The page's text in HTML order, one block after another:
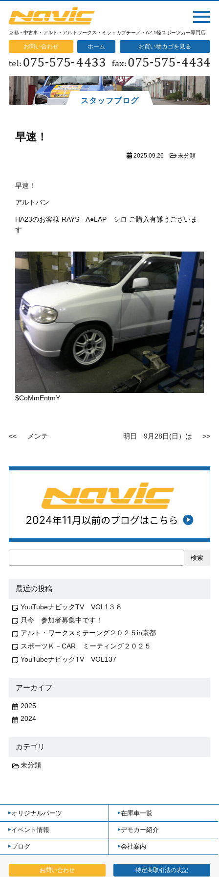
京都・中古車・アルト・アルトワークス・ミラ・カプチーノ・AZ-1軽スポーツカー専門店
お問い合わせ ホーム お買い物カゴを見る
スタッフブログ
早速！
2025.09.26 未分類
早速！
アルトバン
HA23のお客様 RAYS A●LAP シロ ご購入有難うございま
す
$CoMmEntmY
明日 9月28日(日）は >>
<< メンテ
検索
最近の投稿
YouTubeナビックTV VOL1３８
只今 参加者募集中です！
アルト・ワークスミテーング２０２５in京都
スポーツＫ－CAR ミーティング２０２５
YouTubeナビックTV VOL137
アーカイブ
2025
2024
カテゴリ
未分類
オリジナルパーツ 在庫車一覧
イベント情報 デモカー紹介
ブログ 会社案内
お問い合わせ 特定商取引法の表記